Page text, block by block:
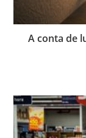
A conta de